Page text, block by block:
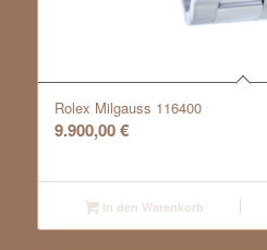
Rolex Milgauss 116400
9.900,00€
In den Warenkorb